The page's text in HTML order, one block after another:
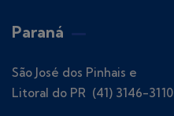
Paraná
São José dos Pinhais e
Litoral do PR (41) 3146-3110